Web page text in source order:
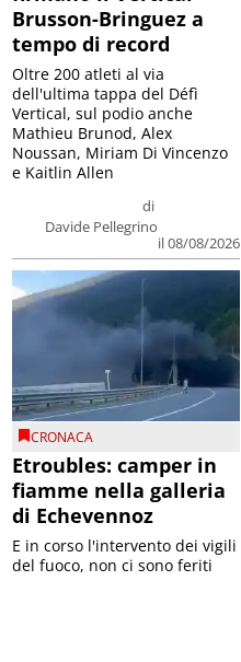
Brusson-Bringuez a
tempo di record
di
Davide Pellegrino
il 08/08/2026
Oltre 200 atleti al via
dell'ultima tappa del Défì
Vertical, sul podio anche
Mathieu Brunod, Alex
Noussan, Miriam Di Vincenzo
e Kaitlin Allen
CRONACA
Etroubles: camper in
fiamme nella galleria
di Echevennoz
E in corso l'intervento dei vigili
del fuoco, non ci sono feriti